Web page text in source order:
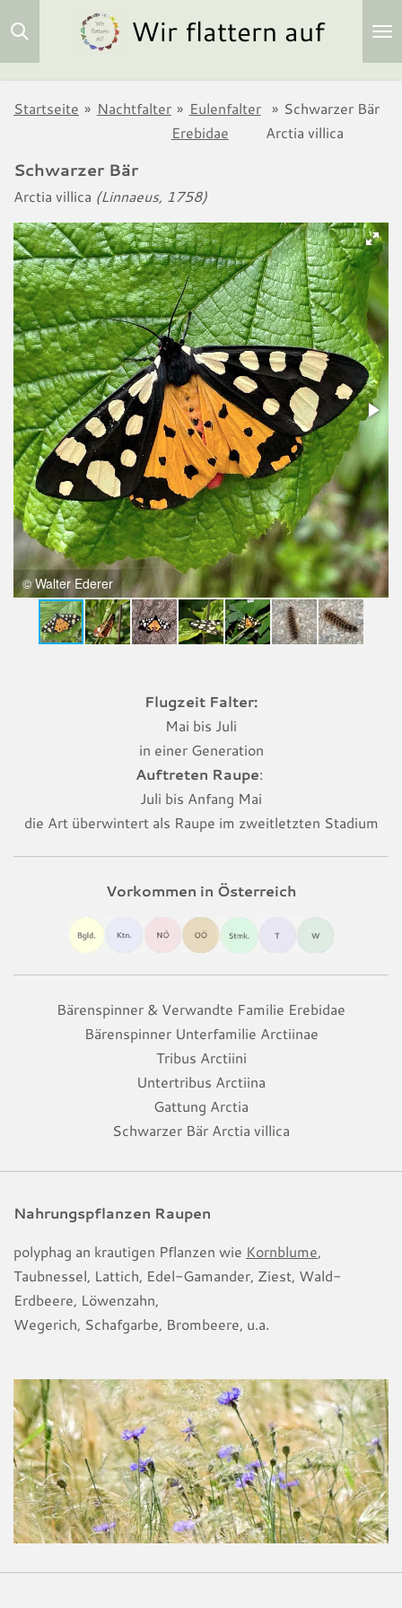
Zum
Hauptinhalt
Wir flattern auf
Startseite » Nachtfalter » Eulenfalter
Erebidae
» Schwarzer Bär
Arctia villica
Schwarzer Bär
Arctia villica (Linnaeus, 1758)
© Walter Ederer
Flugzeit Falter:
Mai bis Juli
in einer Generation
Auftreten Raupe:
Juli bis Anfang Mai
die Art überwintert als Raupe im zweitletzten Stadium
Vorkommen in Österreich
Bärenspinner & Verwandte Familie Erebidae
Bärenspinner Unterfamilie Arctiinae
Tribus Arctiini
Untertribus Arctiina
Gattung Arctia
Schwarzer Bär Arctia villica
Nahrungspflanzen Raupen
polyphag an krautigen Pflanzen wie Kornblume,
Taubnessel, Lattich, Edel-Gamander, Ziest, Wald-
Erdbeere, Löwenzahn,
Wegerich, Schafgarbe, Brombeere, u.a.